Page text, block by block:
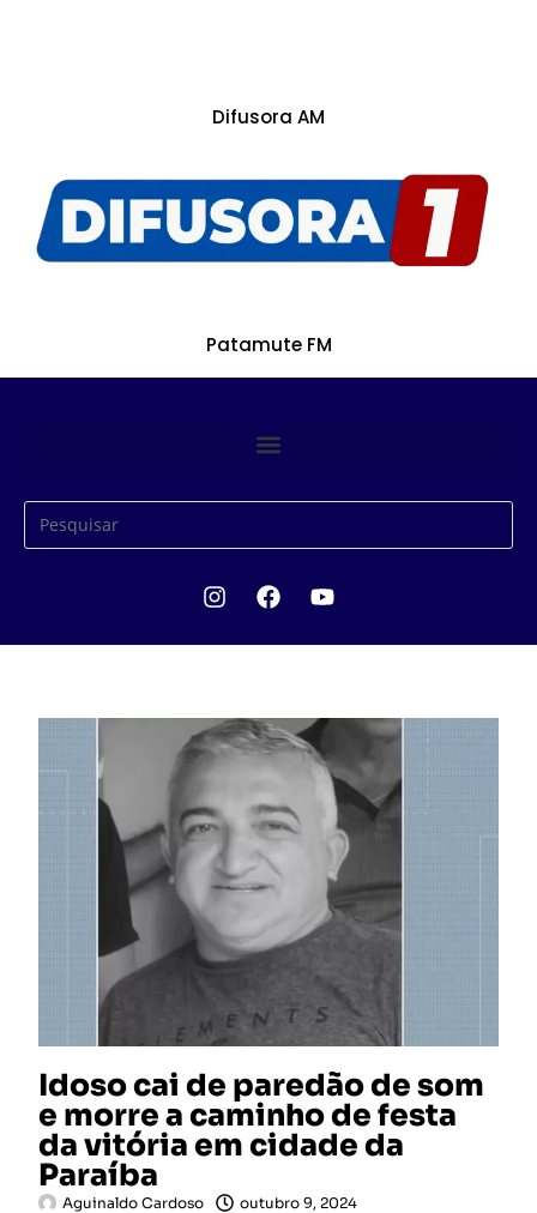
Difusora AM
Patamute FM
Idoso cai de paredão de som
e morre a caminho de festa
da vitória em cidade da
Paraíba
Aguinaldo Cardoso
outubro 9, 2024